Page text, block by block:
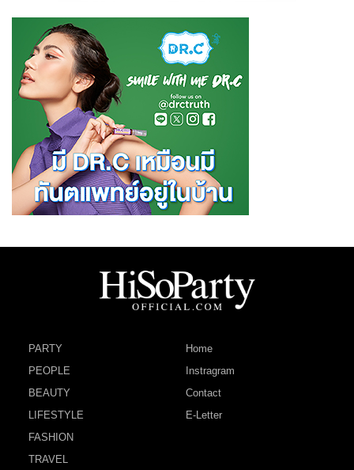
PARTY
PEOPLE
BEAUTY
LIFESTYLE
FASHION
TRAVEL
Home
Instragram
Contact
E-Letter